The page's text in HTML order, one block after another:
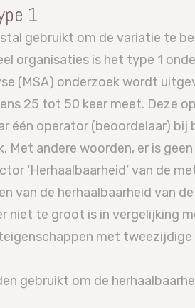
1
gebruikt om de variatie te
organisaties is het type 1
(MSA) onderzoek wordt
25 tot 50 keer meet. Deze
één operator (beoordelaar) bij
Met andere woorden, er is
‘Herhaalbaarheid’ van de
van de herhaalbaarheid van
niet te groot is in vergelijking
met
gebruikt om de